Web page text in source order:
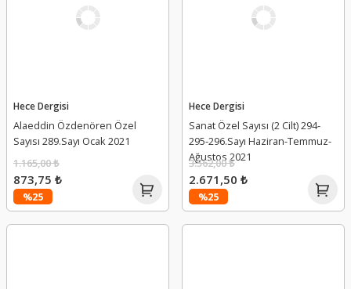
Hece Dergisi
Alaeddin Özdenören Özel
Sayısı 289.Sayı Ocak 2021
%25
1.165,00 ₺
873,75 ₺
Hece Dergisi
Sanat Özel Sayısı (2 Cilt) 294-
295-296.Sayı Haziran-Temmuz-
Ağustos 2021
%25
3.562,00 ₺
2.671,50 ₺